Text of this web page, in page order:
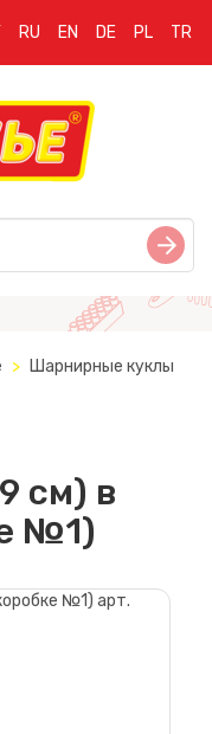
RU EN DE PL TR
Шарнирные куклы
см) в
№1)